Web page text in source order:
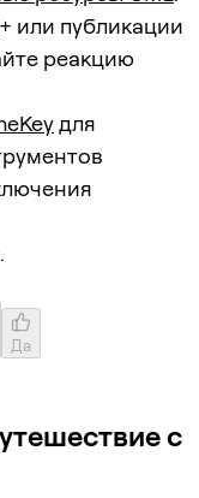
или публикации
реакцию
для
Да
с